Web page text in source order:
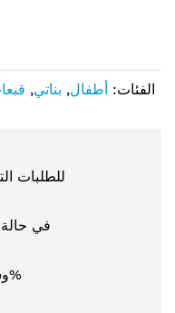
الفئات: أطفال, بناتي,
للطلبات التي
في
وسائل دفع أمنه ومعتمدة 100%